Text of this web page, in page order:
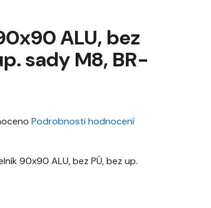
ALU, bez
sady M8, BR-
Podrobnosti hodnocení
90x90 ALU, bez PÚ, bez up.